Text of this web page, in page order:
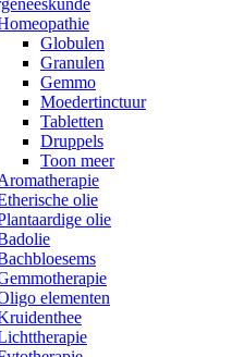
Globulen
Granulen
Gemmo
Moedertinctuur
Tabletten
Druppels
Toon meer
olie
olie
elementen